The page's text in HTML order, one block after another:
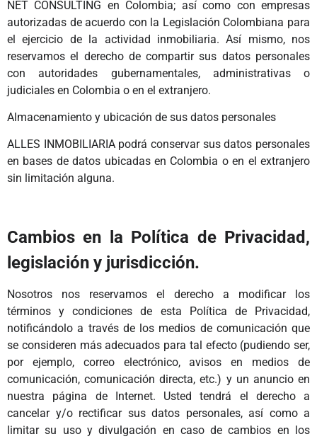
NET CONSULTING en Colombia; así como con empresas
autorizadas de acuerdo con la Legislación Colombiana para
el ejercicio de la actividad inmobiliaria. Así mismo, nos
reservamos el derecho de compartir sus datos personales
con autoridades gubernamentales, administrativas o
judiciales en Colombia o en el extranjero.
Almacenamiento y ubicación de sus datos personales
ALLES INMOBILIARIA podrá conservar sus datos personales
en bases de datos ubicadas en Colombia o en el extranjero
sin limitación alguna.
Cambios en la Política de Privacidad,
legislación y jurisdicción.
Nosotros nos reservamos el derecho a modificar los
términos y condiciones de esta Política de Privacidad,
notificándolo a través de los medios de comunicación que
se consideren más adecuados para tal efecto (pudiendo ser,
por ejemplo, correo electrónico, avisos en medios de
comunicación, comunicación directa, etc.) y un anuncio en
nuestra página de Internet. Usted tendrá el derecho a
cancelar y/o rectificar sus datos personales, así como a
limitar su uso y divulgación en caso de cambios en los